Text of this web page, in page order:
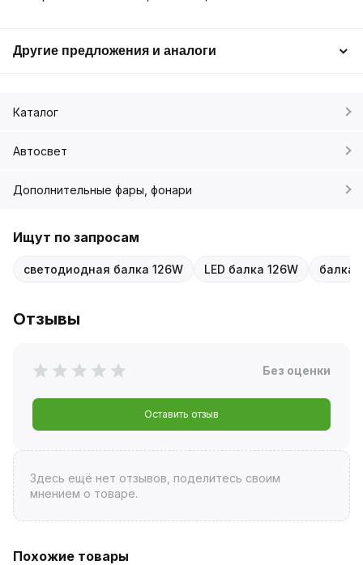
Другие предложения и аналоги
Каталог
Автосвет
Дополнительные фары, фонари
Ищут по запросам
светодиодная балка 126W LED балка 126W балка
Отзывы
Без оценки
Оставить отзыв
Здесь ещё нет отзывов, поделитесь своим
мнением о товаре.
Похожие товары